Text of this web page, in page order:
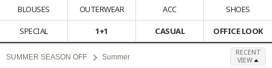
BLOUSES
OUTERWEAR ACC
SHOES
SPECIAL
1+1 CASUAL OFFICE LOOK
SUMMER SEASON OFF Summer
RECENT
VIEW